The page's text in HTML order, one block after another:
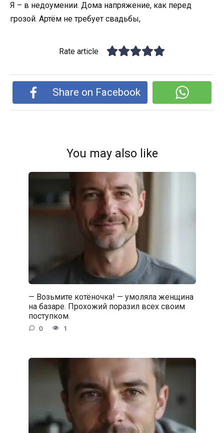
Я – в недоумении. Дома напряжение, как перед
грозой. Артём не требует свадьбы,
Rate article
Share on Facebook
You may also like
— Возьмите котёночка! — умоляла женщина
на базаре. Прохожий поразил всех своим
поступком.
0 1